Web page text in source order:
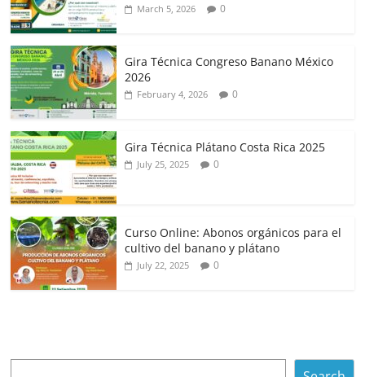
March 5, 2026 0
Gira Técnica Congreso Banano México
2026
February 4, 2026 0
Gira Técnica Plátano Costa Rica 2025
July 25, 2025 0
Curso Online: Abonos orgánicos para el
cultivo del banano y plátano
July 22, 2025 0